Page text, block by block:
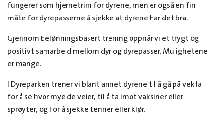
fungerer som hjernetrim for dyrene, men er også en fin
måte for dyrepasserne å sjekke at dyrene har det bra.
Gjennom belønningsbasert trening oppnår vi et trygt og
positivt samarbeid mellom dyr og dyrepasser. Mulighetene
er mange.
I Dyreparken trener vi blant annet dyrene til å gå på vekta
for å se hvor mye de veier, til å ta imot vaksiner eller
sprøyter, og for å sjekke tenner eller klør.